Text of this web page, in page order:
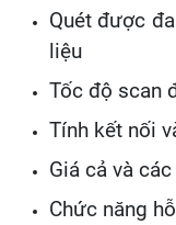
Quét được
liệu
Tốc độ scan
Tính kết nối
Giá cả và
Chức năng